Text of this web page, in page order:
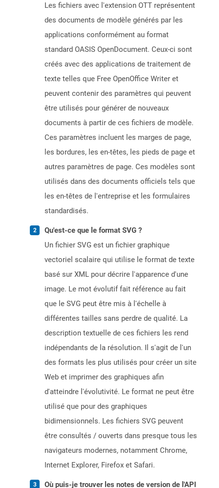
Les fichiers avec l'extension OTT représentent
des documents de modèle générés par les
applications conformément au format
standard OASIS OpenDocument. Ceux-ci sont
créés avec des applications de traitement de
texte telles que Free OpenOffice Writer et
peuvent contenir des paramètres qui peuvent
être utilisés pour générer de nouveaux
documents à partir de ces fichiers de modèle.
Ces paramètres incluent les marges de page,
les bordures, les en-têtes, les pieds de page et
autres paramètres de page. Ces modèles sont
utilisés dans des documents officiels tels que
les en-têtes de l'entreprise et les formulaires
standardisés.
Qu'est-ce que le format SVG ?
Un fichier SVG est un fichier graphique
vectoriel scalaire qui utilise le format de texte
basé sur XML pour décrire l'apparence d'une
image. Le mot évolutif fait référence au fait
que le SVG peut être mis à l'échelle à
différentes tailles sans perdre de qualité. La
description textuelle de ces fichiers les rend
indépendants de la résolution. Il s'agit de l'un
des formats les plus utilisés pour créer un site
Web et imprimer des graphiques afin
d'atteindre l'évolutivité. Le format ne peut être
utilisé que pour des graphiques
bidimensionnels. Les fichiers SVG peuvent
être consultés / ouverts dans presque tous les
navigateurs modernes, notamment Chrome,
Internet Explorer, Firefox et Safari.
Où puis-je trouver les notes de version de l'API